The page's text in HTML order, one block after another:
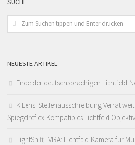
SUCHE
NEUESTE ARTIKEL
Ende der deutschsprachigen Lichtfeld-
K|Lens: Stellenausschreibung Verrät
Spiegelreflex-Kompatibles Lichtfeld-Objektiv
LightShift LVIRA: Lichtfeld-Kamera für